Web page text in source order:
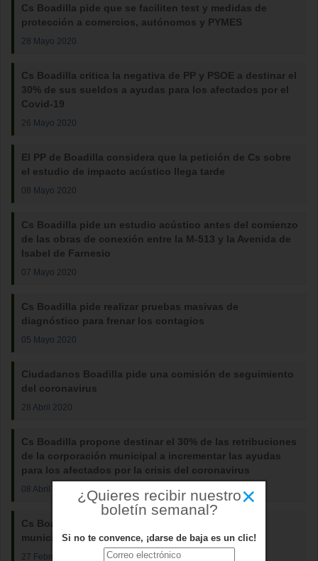
Cs Boadilla pide que se faciliten test y medidas de
protección a comercios, autónomos y PYMES
28 Mayo 2020
Cs Boadilla critica la negativa de PP y PSOE a destinar el
30% de sus sueldos a ayudas para los afectados por el
Covid-19
26 Mayo 2020
El PP de Boadilla considera que la petición de Cs sobre
el estudio de impacto acústico llega tarde
08 Mayo 2020
Cs Boadilla pide un estudio acústico antes del comienzo
de las obras de conexión entre la M-513 y la Avenida de
Isabel de Farnesio
07 Mayo 2020
Cs Boadilla pide realizar pruebas masivas de
diagnóstico para frenar los contagios
05 Mayo 2020
Ciudadanos Boadilla pide una comisión de seguimiento
del coronavirus
28 Abril 2020
Cs Boadilla propone destinar el 30% de las retribuciones
de la corporación municipal a incrementar las ayudas
para los afectados por la crisis del coronavirus
08 Abril 2020
Cs Boadilla impulsa mejoras en las bibliotecas del
municipio
27 Febrero 2020
×
¿Quieres recibir nuestro
boletín semanal?
Si no te convence, ¡darse de baja es un clic!